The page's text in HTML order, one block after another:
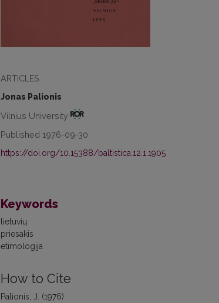
ARTICLES
Jonas Palionis
Vilnius University
Published 1976-09-30
https://doi.org/10.15388/baltistica.12.1.1905
Keywords
lietuvių
priesakis
etimologija
How to Cite
Palionis, J. (1976)